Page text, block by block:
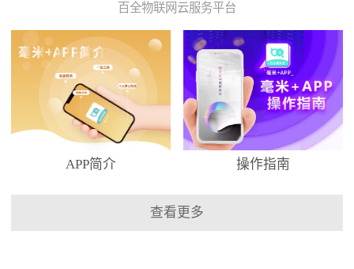
百全物联网云服务平台
APP简介 操作指南
查看更多